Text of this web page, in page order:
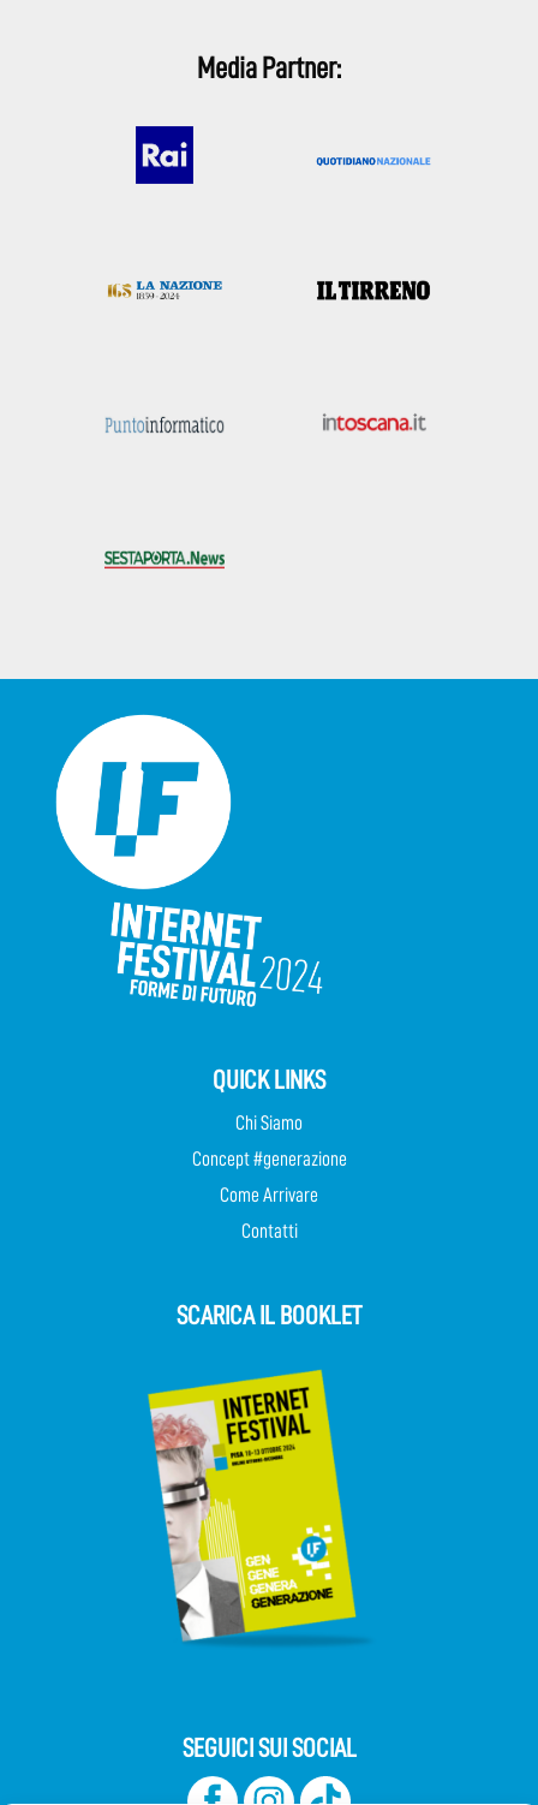
Media Partner:
QUICK LINKS
Chi Siamo
Concept #generazione
Come Arrivare
Contatti
SCARICA IL BOOKLET
SEGUICI SUI SOCIAL